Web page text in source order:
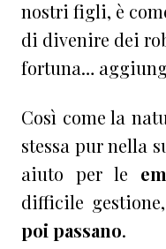
nostri figli, è
di divenire dei
fortuna…
Così come la
stessa pur nella
aiuto per le
difficile
poi passano.